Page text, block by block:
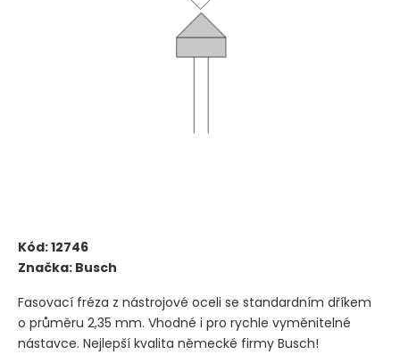
Kód:12746
Značka: Busch
Fasovací fréza z nástrojové oceli se standardním dříkem
o průměru 2,35 mm. Vhodné i pro rychle vyměnitelné
nástavce. Nejlepší kvalita německé firmy Busch!